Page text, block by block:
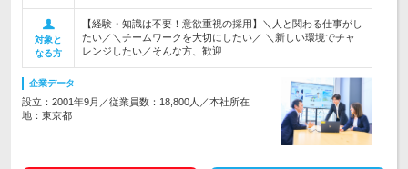
対象と
なる方
【経験・知識は不要！意欲重視の採用】＼人と関わる仕事がし
たい／＼チームワークを大切にしたい／ ＼新しい環境でチャ
レンジしたい／そんな方、歓迎
企業データ
設立：2001年9月／従業員数：18,800人／本社所在
地：東京都